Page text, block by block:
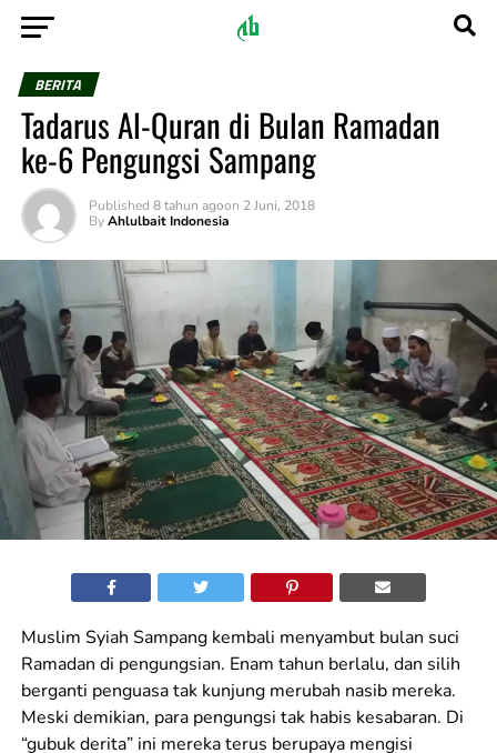
BERITA
Tadarus Al-Quran di Bulan Ramadan
ke-6 Pengungsi Sampang
Published 8 tahun agoon 2 Juni, 2018
By Ahlulbait Indonesia
Muslim Syiah Sampang kembali menyambut bulan suci
Ramadan di pengungsian. Enam tahun berlalu, dan silih
berganti penguasa tak kunjung merubah nasib mereka.
Meski demikian, para pengungsi tak habis kesabaran. Di
“gubuk derita” ini mereka terus berupaya mengisi